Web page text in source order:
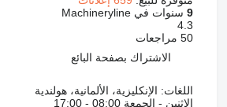
9سنوات في Machineryline
4.3
50 مراجعات
الاشتراك بصفحة البائع
اللغات: الإنكليزية، الألمانية، هولندية
الاثنين - الجمعة 08:00 - 17:00